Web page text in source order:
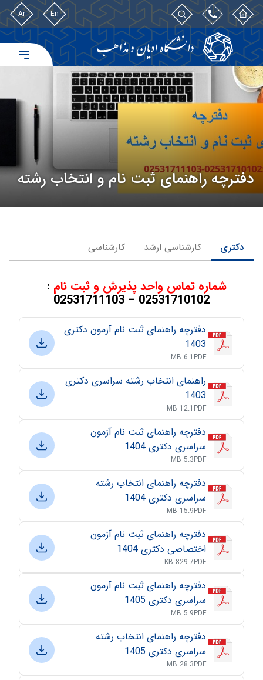
En
Ar
دفترچه راهنمای ثبت نام و انتخاب رشته
دکتری کارشناسی ارشد کارشناسی
شماره تماس واحد پذیرش و ثبت نام :
02531710102 – 02531711103
دفترچه راهنمای ثبت نام آزمون دکتری
1403
PDF
6.1 MB
راهنمای انتخاب رشته سراسری دکتری
1403
PDF
12.1 MB
دفترچه راهنمای ثبت نام آزمون
سراسری دکتری 1404
PDF
5.3 MB
دفترچه راهنمای انتخاب رشته
سراسری دکتری 1404
PDF
15.9 MB
دفترچه راهنمای ثبت نام آزمون
اختصاصی دکتری 1404
PDF
829.7 KB
دفترچه راهنمای ثبت نام آزمون
سراسری دکتری 1405
PDF
5.9 MB
دفترچه راهنمای انتخاب رشته
سراسری دکتری 1405
PDF
28.3 MB